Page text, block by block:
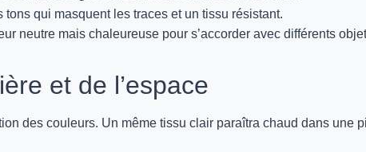
qui masquent les traces et un tissu résistant.
neutre mais chaleureuse pour s’accorder avec différents
et de l’espace
des couleurs. Un même tissu clair paraîtra chaud dans une